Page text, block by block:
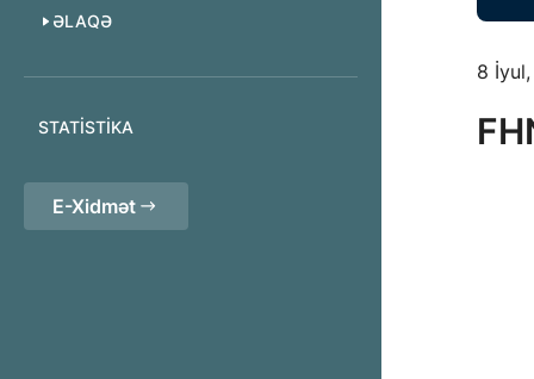
ƏLAQƏ
STATISTIKA
E-Xidmət
8